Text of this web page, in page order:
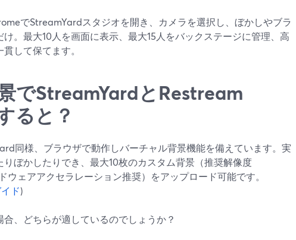
でStreamYardスタジオを開き、カメラを選択し、ぼかしやブラ
。最大10人を画面に表示、最大15人をバックステージに管理、高
して保てます。
でStreamYardとRestream
ると？
同様、ブラウザで動作しバーチャル背景機能を備えています。実
ぼかしたりでき、最大10枚のカスタム背景（推奨解像度
ウェアアクセラレーション推奨）をアップロード可能です。
ド)
、どちらが適しているのでしょうか？